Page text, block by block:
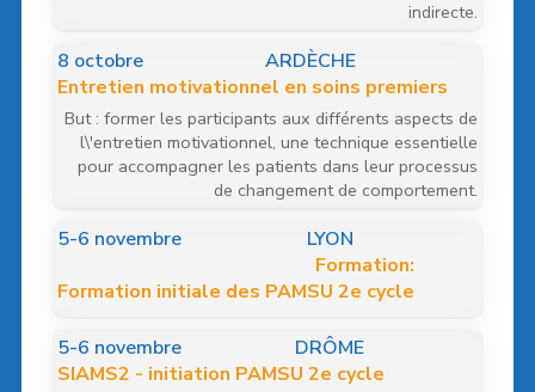
indirecte.
8 octobre
ARDÈCHE
Entretien motivationnel en soins premiers
But : former les participants aux différents aspects de
l\'entretien motivationnel, une technique essentielle
pour accompagner les patients dans leur processus
de changement de comportement.
5-6 novembre
LYON
Formation:
Formation initiale des PAMSU 2e cycle
5-6 novembre
DRÔME
SIAMS2 - initiation PAMSU 2e cycle